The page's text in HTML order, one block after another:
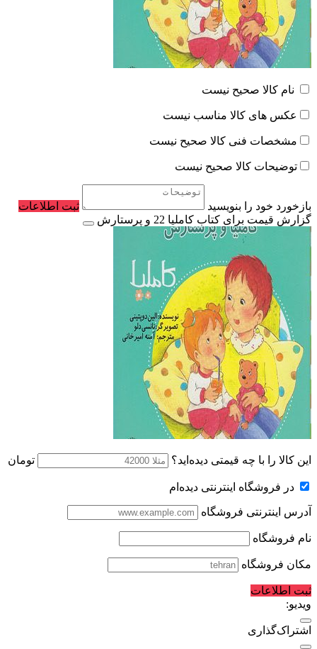
نام کالا صحیح نیست
عکس های کالا مناسب نیست
مشخصات فنی کالا صحیح نیست
توضیحات کالا صحیح نیست
بازخورد خود را بنویسید
ثبت اطلاعات
گزارش قیمت برای کتاب کاملیا 22 و پرستارش
این کالا را با چه قیمتی دیده‌اید؟ تومان
در فروشگاه اینترنتی دیده‌ام
آدرس اینترنتی فروشگاه
نام فروشگاه
مکان فروشگاه
ثبت اطلاعات
ویدیو:
اشتراک‌گذاری